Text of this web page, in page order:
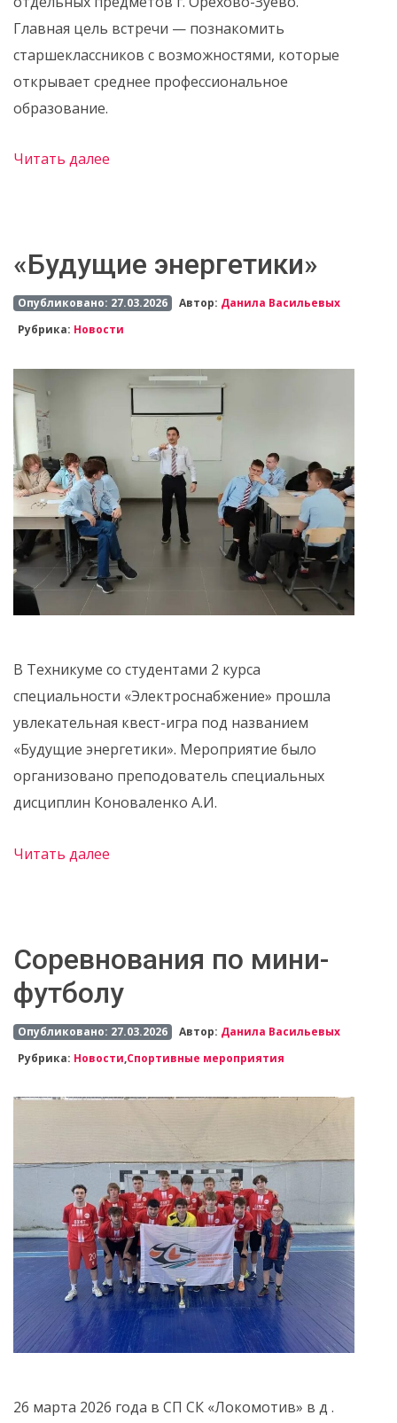
Главная цель встречи — познакомить
старшеклассников с возможностями, которые
открывает среднее профессиональное
образование.
Читать далее
«Будущие энергетики»
Опубликовано: 27.03.2026 Автор: Данила Васильевых
Рубрика: Новости
В Техникуме со студентами 2 курса
специальности «Электроснабжение» прошла
увлекательная квест-игра под названием
«Будущие энергетики». Мероприятие было
организовано преподователь специальных
дисциплин Коноваленко А.И.
Читать далее
Cоревнования по мини-
футболу
Опубликовано: 27.03.2026 Автор: Данила Васильевых
Рубрика: Новости,Спортивные мероприятия
26 марта 2026 года в СП СК «Локомотив» в д .